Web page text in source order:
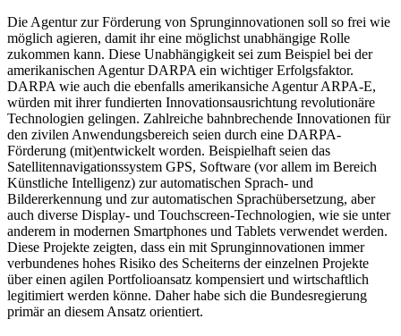
Die Agentur zur Förderung von Sprunginnovationen soll so frei wie
möglich agieren, damit ihr eine möglichst unabhängige Rolle
zukommen kann. Diese Unabhängigkeit sei zum Beispiel bei der
amerikanischen Agentur DARPA ein wichtiger Erfolgsfaktor.
DARPA wie auch die ebenfalls amerikansiche Agentur ARPA-E,
würden mit ihrer fundierten Innovationsausrichtung revolutionäre
Technologien gelingen. Zahlreiche bahnbrechende Innovationen für
den zivilen Anwendungsbereich seien durch eine DARPA-
Förderung (mit)entwickelt worden. Beispielhaft seien das
Satellitennavigationssystem GPS, Software (vor allem im Bereich
Künstliche Intelligenz) zur automatischen Sprach- und
Bildererkennung und zur automatischen Sprachübersetzung, aber
auch diverse Display- und Touchscreen-Technologien, wie sie unter
anderem in modernen Smartphones und Tablets verwendet werden.
Diese Projekte zeigten, dass ein mit Sprunginnovationen immer
verbundenes hohes Risiko des Scheiterns der einzelnen Projekte
über einen agilen Portfolioansatz kompensiert und wirtschaftlich
legitimiert werden könne. Daher habe sich die Bundesregierung
primär an diesem Ansatz orientiert.